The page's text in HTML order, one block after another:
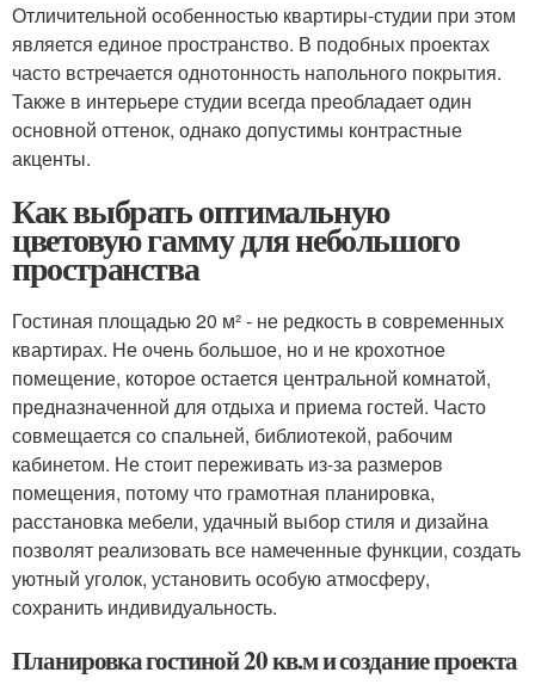
Отличительной особенностью квартиры-студии при этом
является единое пространство. В подобных проектах
часто встречается однотонность напольного покрытия.
Также в интерьере студии всегда преобладает один
основной оттенок, однако допустимы контрастные
акценты.
Как выбрать оптимальную
цветовую гамму для небольшого
пространства
Гостиная площадью 20 м² - не редкость в современных
квартирах. Не очень большое, но и не крохотное
помещение, которое остается центральной комнатой,
предназначенной для отдыха и приема гостей. Часто
совмещается со спальней, библиотекой, рабочим
кабинетом. Не стоит переживать из-за размеров
помещения, потому что грамотная планировка,
расстановка мебели, удачный выбор стиля и дизайна
позволят реализовать все намеченные функции, создать
уютный уголок, установить особую атмосферу,
сохранить индивидуальность.
Планировка гостиной 20 кв.м и создание проекта